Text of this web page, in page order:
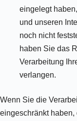
eingelegt
und unseren
noch nicht
haben Sie das
Verarbeitung
verlangen.
Wenn Sie die
eingeschränkt